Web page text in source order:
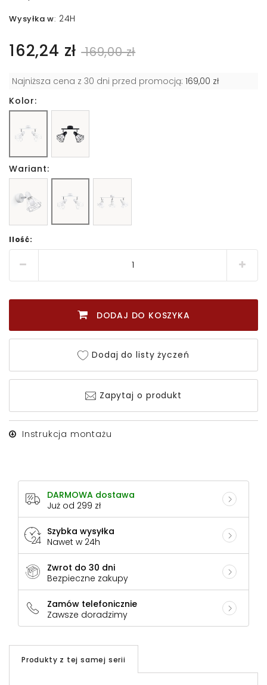
Wysyłka w: 24H
162,24 zł 169,00 zł
Najniższa cena z 30 dni przed promocją: 169,00 zł
Kolor:
Wariant:
Ilość:
DODAJ DO KOSZYKA
Dodaj do listy życzeń
Zapytaj o produkt
Instrukcja montażu
DARMOWA dostawa
Już od 299 zł
Szybka wysyłka
Nawet w 24h
Zwrot do 30 dni
Bezpieczne zakupy
Zamów telefonicznie
Zawsze doradzimy
Produkty z tej samej serii